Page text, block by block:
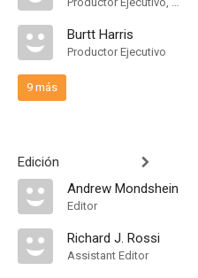
Burtt Harris
Productor Ejecutivo
9 más
Edición
Andrew Mondshein
Editor
Richard J. Rossi
Assistant Editor